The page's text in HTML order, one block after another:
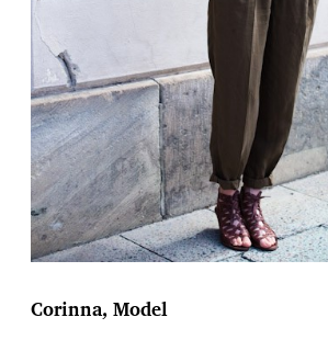
Corinna, Model